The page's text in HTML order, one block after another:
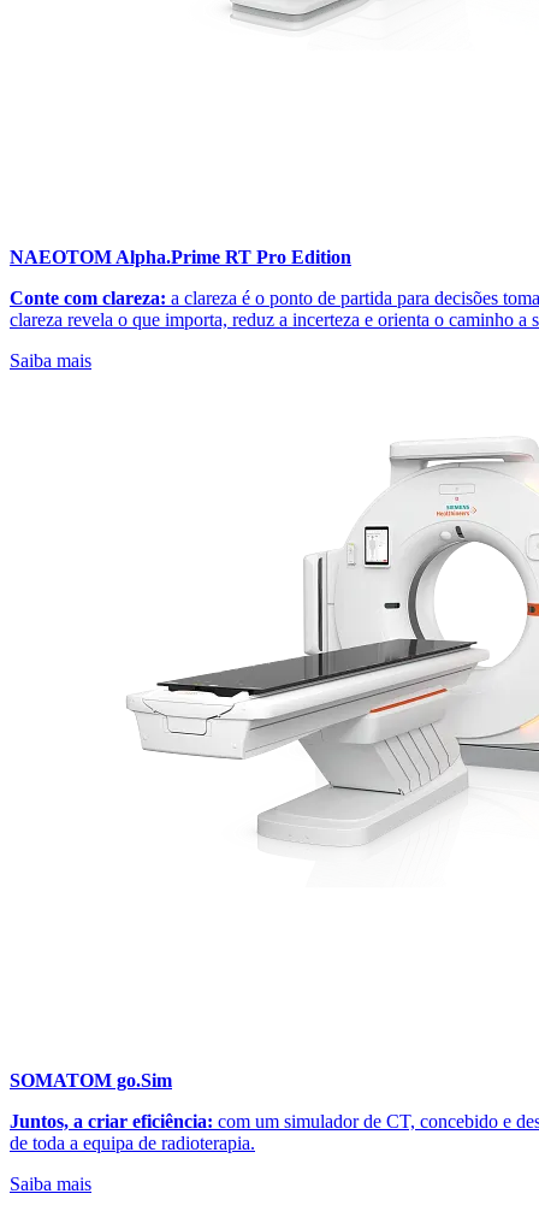
NAEOTOM Alpha.Prime RT Pro Edition
Conte com clareza: a clareza é o ponto de partida para decisões
clareza revela o que importa, reduz a incerteza e orienta o caminho a
Saiba mais
SOMATOM go.Sim
Juntos, a criar eficiência: com um simulador de CT, concebido e
de toda a equipa de radioterapia.
Saiba mais